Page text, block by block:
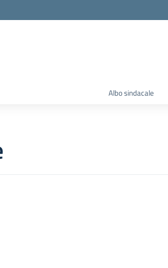
Albo sindacale